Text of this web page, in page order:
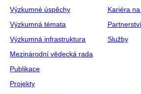
Výzkumné úspěchy
Výzkumná témata
Výzkumná infrastruktura
Mezinárodní vědecká rada
Publikace
Projekty
Kariéra
Partnerství
Služby